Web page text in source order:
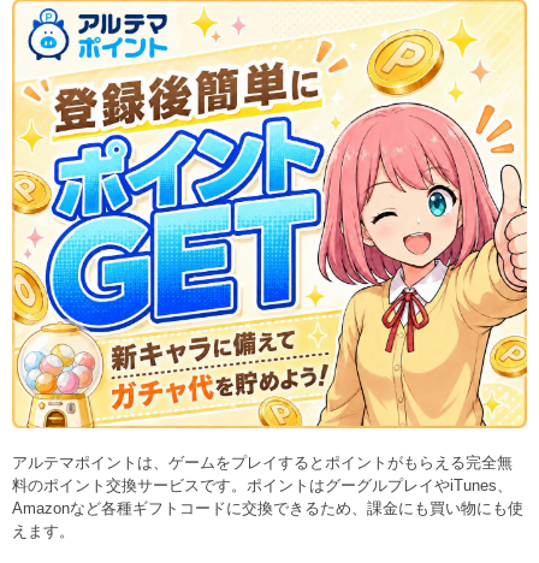
アルテマポイントは、ゲームをプレイするとポイントがもらえる完全無
料のポイント交換サービスです。ポイントはグーグルプレイやiTunes、
Amazonなど各種ギフトコードに交換できるため、課金にも買い物にも使
えます。